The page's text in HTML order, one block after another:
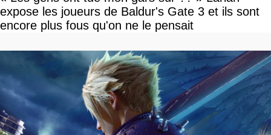
expose les joueurs de Baldur's Gate 3 et ils sont
encore plus fous qu'on ne le pensait